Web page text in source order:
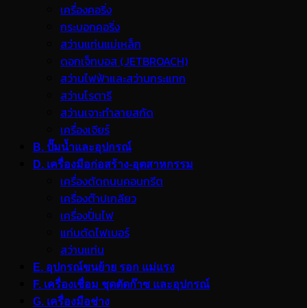
เครื่องคอริ่ง
กระบอกคอริ่ง
สว่านแท่นแม่เหล็ก
ดอกเจ็ทบอส (JETBROACH)
สว่านไฟฟ้าและสว่านกระแทก
สว่านโรตารี
สว่านเจาะทำลายสกัด
เครื่องเจียร์
B. ปั๊มน้ำและอุปกรณ์
D. เครื่องมือก่อสร้าง-อุตสาหกรรม
เครื่องตัดถนนคอนกรีต
เครื่องต๊าปเกลียว
เครื่องปั่นไฟ
แท่นตัดไฟเบอร์
สว่านแท่น
E. อุปกรณ์ขนย้าย รอก แม่แรง
F. เครื่องเชื่อม ชุดตัดก๊าซ และอุปกรณ์
G. เครื่องมือช่าง